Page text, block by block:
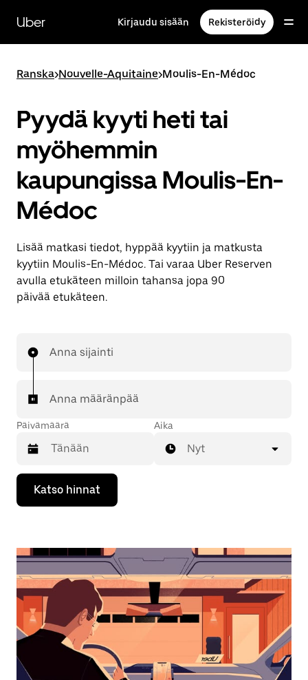
siirry
pääsisältöön
Uber Kirjaudu sisään Rekisteröidy
Ranska>Nouvelle-Aquitaine>Moulis-En-Médoc
Pyydä kyyti heti tai
myöhemmin
kaupungissa Moulis-En-
Médoc
Lisää matkasi tiedot, hyppää kyytiin ja matkusta
kyytiin Moulis-En-Médoc. Tai varaa Uber Reserven
avulla etukäteen milloin tahansa jopa 90
päivää etukäteen.
Anna sijainti
Anna määränpää
Päivämäärä
Valitse
päivämäärä
kalenterissa
Sulje
Esc-
painikkeella.
Aika
Nyt
Katso hinnat